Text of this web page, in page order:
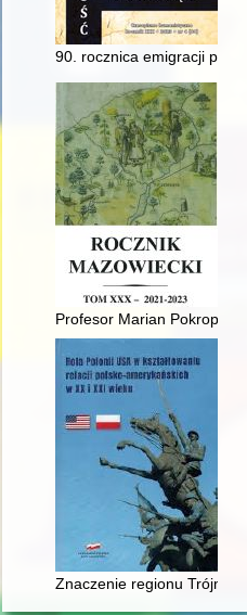
90. rocznica emigracji
Profesor Marian Pokropek
Znaczenie regionu